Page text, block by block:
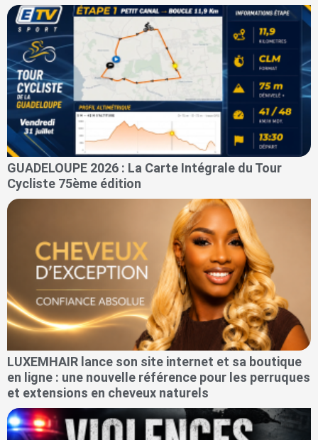
GUADELOUPE 2026 : La Carte Intégrale du Tour
Cycliste 75ème édition
LUXEMHAIR lance son site internet et sa boutique
en ligne : une nouvelle référence pour les perruques
et extensions en cheveux naturels